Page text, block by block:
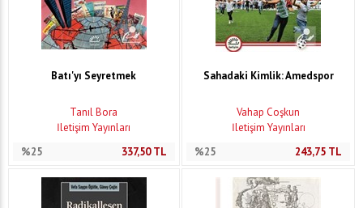
Batı'yı Seyretmek
Tanıl Bora
İletişim Yayınları
%25
337,50TL
Sahadaki Kimlik: Amedspor
Vahap Coşkun
İletişim Yayınları
%25
243,75 TL